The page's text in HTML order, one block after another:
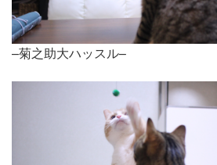
–菊之助大ハッスル–